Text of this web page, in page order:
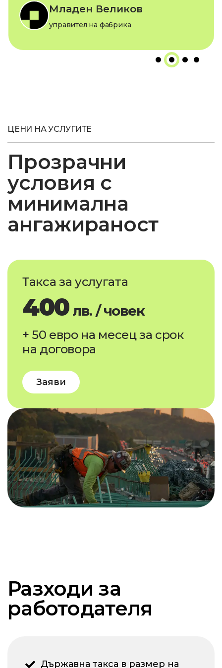
управител на шивашки цех
ЦЕНИ НА УСЛУГИТЕ
Прозрачни
условия с
минимална
ангажираност
Такса за услугата
400лв. / човек
+ 50 евро на месец за срок
на договора
Заяви
Разходи за
работодателя
Държавна такса в размер на